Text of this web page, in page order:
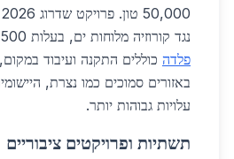
נגד קורוזיה מלוחות ים, בעלות 6,500 ש"ח לטון.
פלדה כוללים התקנה ועיבוד
באזורים סמוכים כמו נצרת,
עלויות גבוהות יותר.
תשתיות ופרויקטים ציבוריים